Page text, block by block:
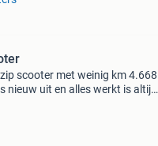
scooter met weinig km 4.668
nieuw uit en alles werkt is altijd